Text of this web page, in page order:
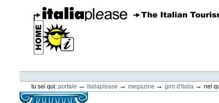
contenuti.
Spostati
navigazione
personali
tu sei qui: portale → italiaplease → megazine → giro d'italia → nel